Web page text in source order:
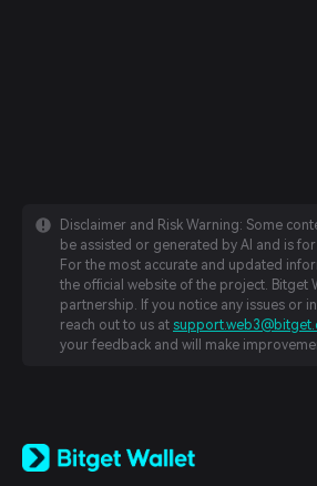
Disclaimer and Risk Warning: Some
be assisted or generated by AI and is
For the most accurate and updated
the official website of the project. Bitget
partnership. If you notice any issues or
reach out to us at
your feedback and will make
日本語